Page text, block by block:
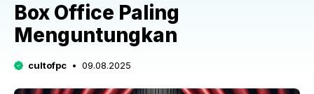
Box Office Paling
Menguntungkan
cultofpc 09.08.2025